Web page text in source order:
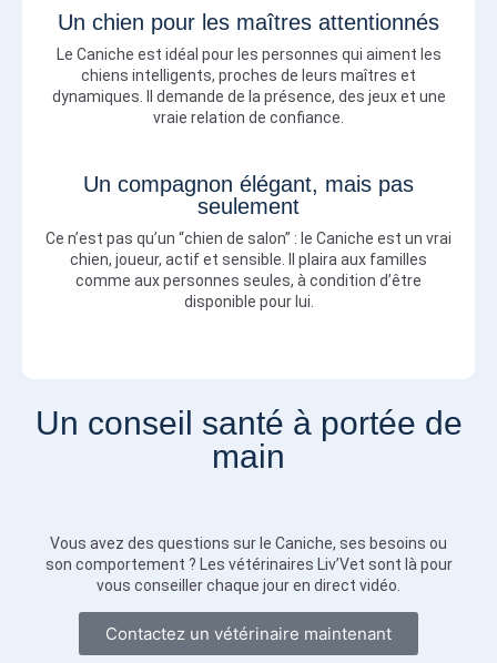
Un chien pour les maîtres attentionnés
Le Caniche est idéal pour les personnes qui aiment les
chiens intelligents, proches de leurs maîtres et
dynamiques. Il demande de la présence, des jeux et une
vraie relation de confiance.
Un compagnon élégant, mais pas
seulement
Ce n’est pas qu’un “chien de salon” : le Caniche est un vrai
chien, joueur, actif et sensible. Il plaira aux familles
comme aux personnes seules, à condition d’être
disponible pour lui.
Un conseil santé à portée de
main
Vous avez des questions sur le Caniche, ses besoins ou
son comportement ? Les vétérinaires Liv’Vet sont là pour
vous conseiller chaque jour en direct vidéo.
Contactez un vétérinaire maintenant